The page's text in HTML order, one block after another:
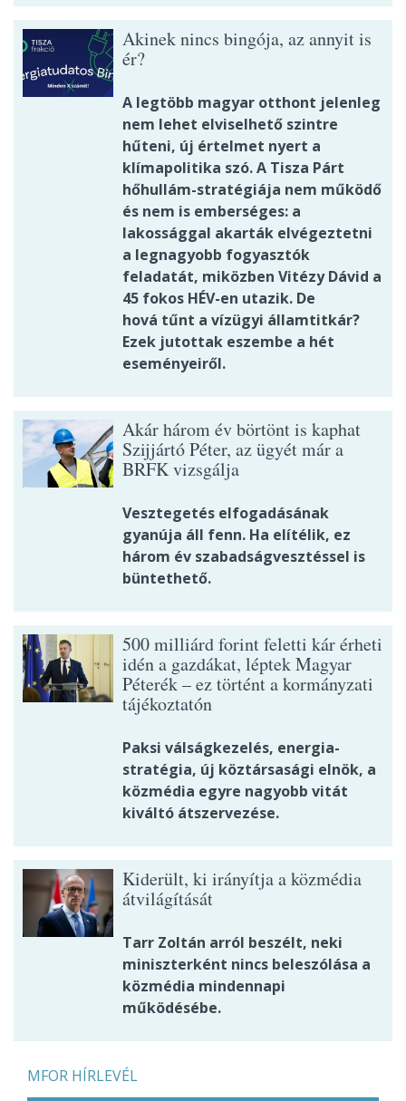
Akinek nincs bingója, az annyit is
ér?
A legtöbb magyar otthont jelenleg
nem lehet elviselhető szintre
hűteni, új értelmet nyert a
klímapolitika szó. A Tisza Párt
hőhullám-stratégiája nem működő
és nem is emberséges: a
lakossággal akarták elvégeztetni
a legnagyobb fogyasztók
feladatát, miközben Vitézy Dávid a
45 fokos HÉV-en utazik. De
hová tűnt a vízügyi államtitkár?
Ezek jutottak eszembe a hét
eseményeiről.
Akár három év börtönt is kaphat
Szijjártó Péter, az ügyét már a
BRFK vizsgálja
Vesztegetés elfogadásának
gyanúja áll fenn. Ha elítélik, ez
három év szabadságvesztéssel is
büntethető.
500 milliárd forint feletti kár érheti
idén a gazdákat, léptek Magyar
Péterék – ez történt a kormányzati
tájékoztatón
Paksi válságkezelés, energia-
stratégia, új köztársasági elnök, a
közmédia egyre nagyobb vitát
kiváltó átszervezése.
Kiderült, ki irányítja a közmédia
átvilágítását
Tarr Zoltán arról beszélt, neki
miniszterként nincs beleszólása a
közmédia mindennapi
működésébe.
MFOR HÍRLEVÉL